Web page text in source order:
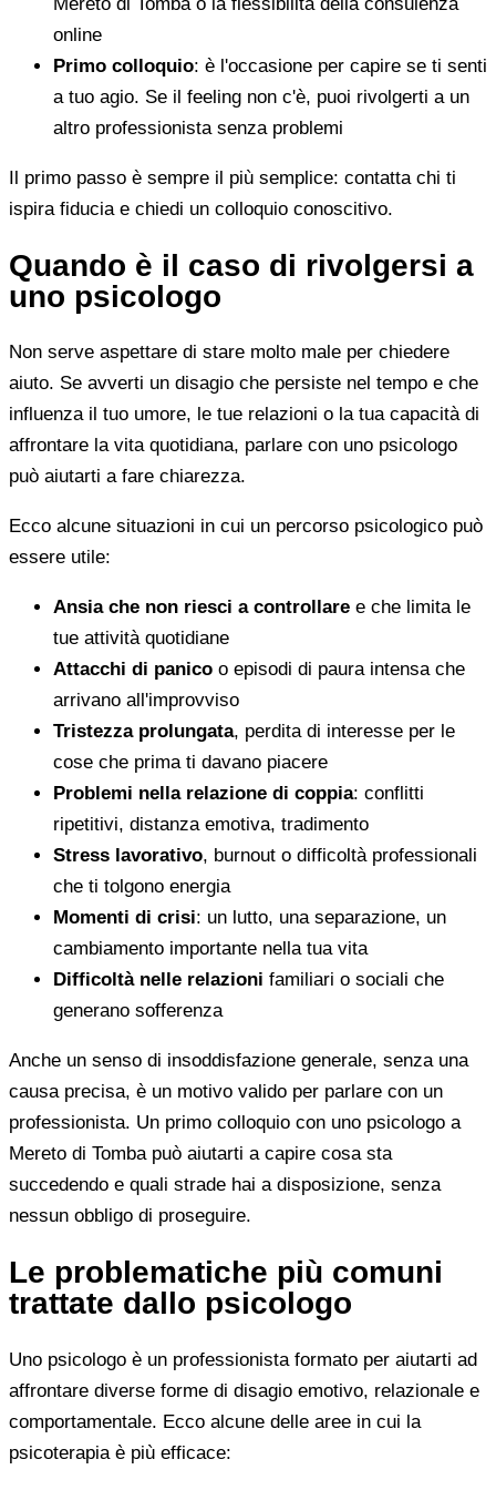
online
Primo colloquio: è l'occasione per capire se ti senti
a tuo agio. Se il feeling non c'è, puoi rivolgerti a un
altro professionista senza problemi
Il primo passo è sempre il più semplice: contatta chi ti
ispira fiducia e chiedi un colloquio conoscitivo.
Quando è il caso di rivolgersi a
uno psicologo
Non serve aspettare di stare molto male per chiedere
aiuto. Se avverti un disagio che persiste nel tempo e che
influenza il tuo umore, le tue relazioni o la tua capacità di
affrontare la vita quotidiana, parlare con uno psicologo
può aiutarti a fare chiarezza.
Ecco alcune situazioni in cui un percorso psicologico può
essere utile:
Ansia che non riesci a controllare e che limita le
tue attività quotidiane
Attacchi di panico o episodi di paura intensa che
arrivano all'improvviso
Tristezza prolungata, perdita di interesse per le
cose che prima ti davano piacere
Problemi nella relazione di coppia: conflitti
ripetitivi, distanza emotiva, tradimento
Stress lavorativo, burnout o difficoltà professionali
che ti tolgono energia
Momenti di crisi: un lutto, una separazione, un
cambiamento importante nella tua vita
Difficoltà nelle relazioni familiari o sociali che
generano sofferenza
Anche un senso di insoddisfazione generale, senza una
causa precisa, è un motivo valido per parlare con un
professionista. Un primo colloquio con uno psicologo a
Mereto di Tomba può aiutarti a capire cosa sta
succedendo e quali strade hai a disposizione, senza
nessun obbligo di proseguire.
Le problematiche più comuni
trattate dallo psicologo
Uno psicologo è un professionista formato per aiutarti ad
affrontare diverse forme di disagio emotivo, relazionale e
comportamentale. Ecco alcune delle aree in cui la
psicoterapia è più efficace: